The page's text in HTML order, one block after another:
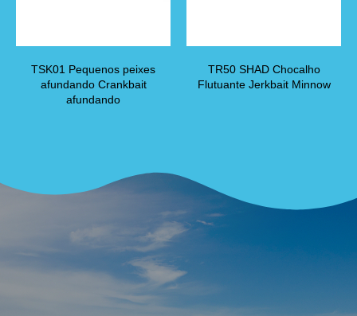
TSK01 Pequenos peixes
afundando Crankbait
afundando
TR50 SHAD Chocalho
Flutuante Jerkbait Minnow